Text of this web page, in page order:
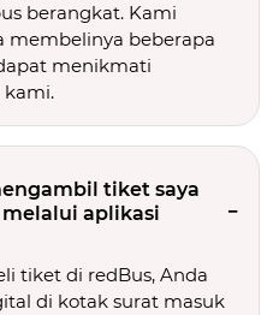
berangkat. Kami
membelinya beberapa
menikmati
kami.
tiket saya
aplikasi
tiket di redBus, Anda
di kotak surat masuk